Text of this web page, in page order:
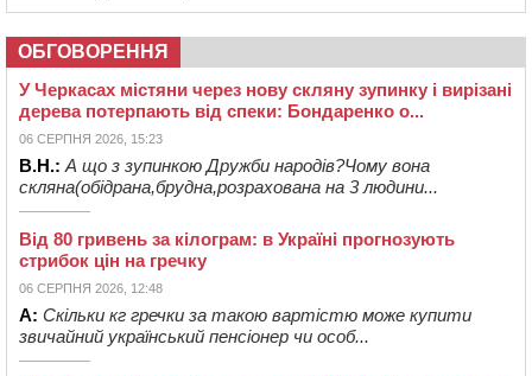
ОБГОВОРЕННЯ
У Черкасах містяни через нову скляну зупинку і вирізані
дерева потерпають від спеки: Бондаренко о...
06 СЕРПНЯ 2026, 15:23
В.Н.: А що з зупинкою Дружби народів?Чому вона
скляна(обідрана,брудна,розрахована на 3 людини...
Від 80 гривень за кілограм: в Україні прогнозують
стрибок цін на гречку
06 СЕРПНЯ 2026, 12:48
А: Скільки кг гречки за такою вартістю може купити
звичайний український пенсіонер чи особ...